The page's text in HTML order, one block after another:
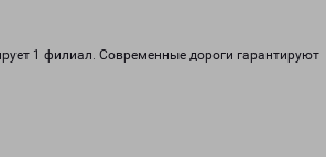
1 филиал. Современные дороги гарантируют